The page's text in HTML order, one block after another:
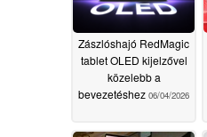
Zászlóshajó RedMagic
tablet OLED kijelzővel
közelebb a
bevezetéshez 06/04/2026